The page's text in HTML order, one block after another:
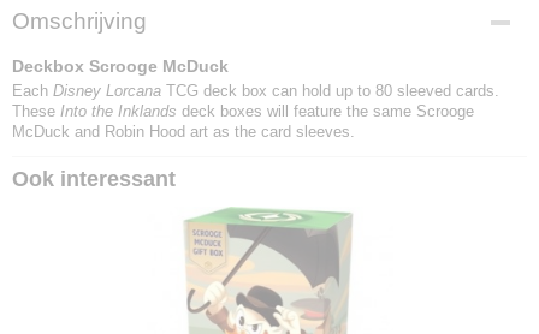
EAN code
4050368983015
Omschrijving
Deckbox Scrooge McDuck
Each Disney Lorcana TCG deck box can hold up to 80 sleeved cards.
These Into the Inklands deck boxes will feature the same Scrooge
McDuck and Robin Hood art as the card sleeves.
Ook interessant